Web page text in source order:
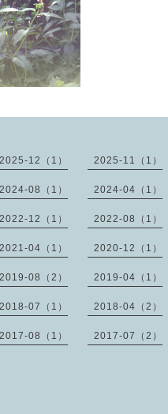
2025-12（1） 2025-11（1）
2024-08（1） 2024-04（1）
2022-12（1） 2022-08（1）
2021-04（1） 2020-12（1）
2019-08（2） 2019-04（1）
2018-07（1） 2018-04（2）
2017-08（1） 2017-07（2）